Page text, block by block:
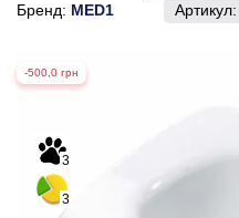
Бренд: MED1 Артикул:
-500,0 грн
3
3